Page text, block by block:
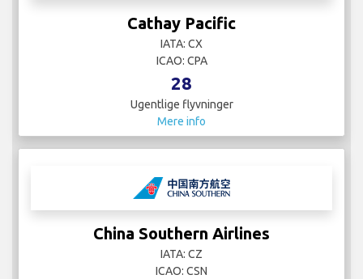
Cathay Pacific
IATA: CX
ICAO: CPA
28
Ugentlige flyvninger
Mere info
China Southern Airlines
IATA: CZ
ICAO: CSN